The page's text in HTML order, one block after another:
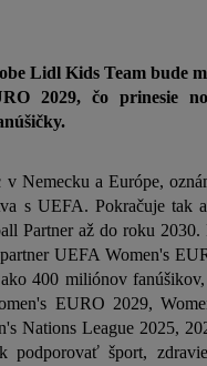
Lidl Kids Team bude
2029, čo prinesie
Nemecku a Európe,
s UEFA. Pokračuje tak
Partner až do roku 2030.
UEFA Women's
400 miliónov fanúšikov,
EURO 2029,
Nations League 2025,
podporovať šport,